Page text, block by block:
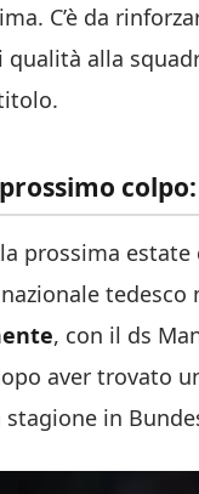
C’è da
alla
prossima estate
tedesco
, con il ds
aver trovato
stagione in